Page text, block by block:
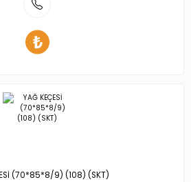
(70*85*8/9) (108) (SKT)